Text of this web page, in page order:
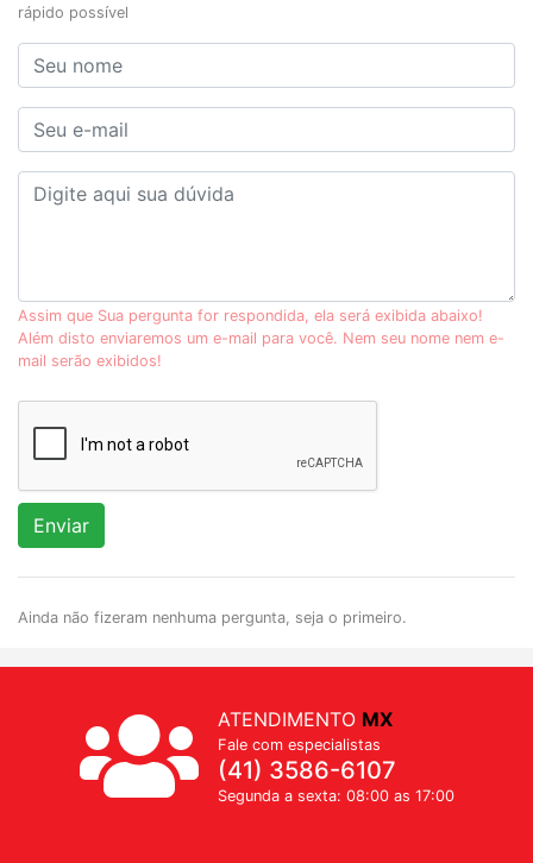
rápido possível
Assim que Sua pergunta for respondida, ela será exibida abaixo!
Além disto enviaremos um e-mail para você. Nem seu nome nem e-
mail serão exibidos!
Enviar
Ainda não fizeram nenhuma pergunta, seja o primeiro.
ATENDIMENTO MX
Fale com especialistas
(41) 3586-6107
Segunda a sexta: 08:00 as 17:00